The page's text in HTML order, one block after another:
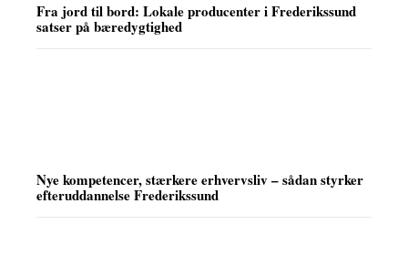
Fra jord til bord: Lokale producenter i Frederikssund
satser på bæredygtighed
Nye kompetencer, stærkere erhvervsliv – sådan styrker
efteruddannelse Frederikssund